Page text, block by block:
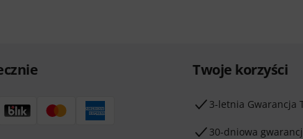
Twoje korzyści
3-letnia Gwarancja
30-dniowa